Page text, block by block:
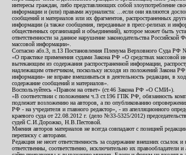
интересы граждан, либо представляющих собой злоупотребление
информации и (или) правами журналиста: ...если они являются
сообщений и материалов или их фрагментов, распространенных
информации (а также сообщения, переданные в пресс-релизах и
общественных организаций и объединений), которое может быть
ответственности за данное нарушение законодательства Российской
массовой информации».
Согласно абз.3, п.13 Постановления Пленума Верховного Суда РФ
«О практике применения судами Закона РФ «О средствах массовой
вытекающим из содержания распространенной информации,
надлежащим ответчиком, поскольку исходя из положений Закона РФ
информации» не вправе вмешиваться в деятельность редакции, в
содержание сообщений и материалов».
Воспользуйтесь «Правом на ответ» (ст.46 Закона РФ «О СМИ»).
«В соответствии с положением ч.3 ст.196 ГПК РФ, обязанность
подлежит возложению на авторов, а по опубликованию
РФ - на учредителя и главного редактор», - из апелляционного
краевого суда от 22.08.2012 г. (дело №33-5325/2012)
судей С.И.Дорожко, Н.В.Пестовой.
Мнения авторов материалов не всегда совпадают с позицией
переписку с авторами.
Редакция не несет ответственность за содержание внешних ссылок и
ответственны, соответственно, исключительно их правообладатели